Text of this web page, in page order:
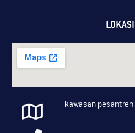
kawasan pesantren